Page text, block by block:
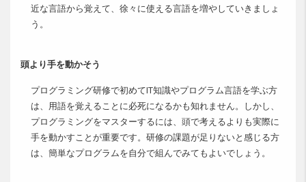
近な言語から覚えて、徐々に使える言語を増やしていきましょ
う。
頭より手を動かそう
プログラミング研修で初めてIT知識やプログラム言語を学ぶ方
は、用語を覚えることに必死になるかも知れません。しかし、
プログラミングをマスターするには、頭で考えるよりも実際に
手を動かすことが重要です。研修の課題が足りないと感じる方
は、簡単なプログラムを自分で組んでみてもよいでしょう。